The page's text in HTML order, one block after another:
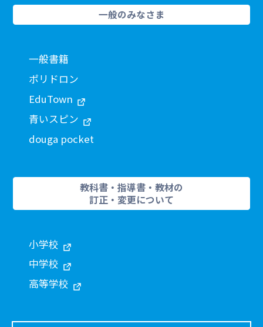
一般のみなさま
一般書籍
ポリドロン
EduTown
青いスピン
douga pocket
教科書・指導書・教材の
訂正・変更について
小学校
中学校
高等学校